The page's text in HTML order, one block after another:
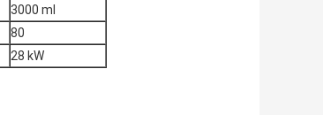
3000 ml
80
28 kW